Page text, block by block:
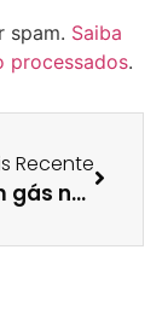
spam. Saiba
processados.
Recente
Dando um gás no trabalho